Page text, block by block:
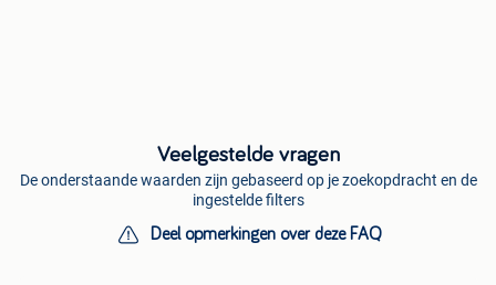
Veelgestelde vragen
De onderstaande waarden zijn gebaseerd op je zoekopdracht en de
ingestelde filters
Deel opmerkingen over deze FAQ